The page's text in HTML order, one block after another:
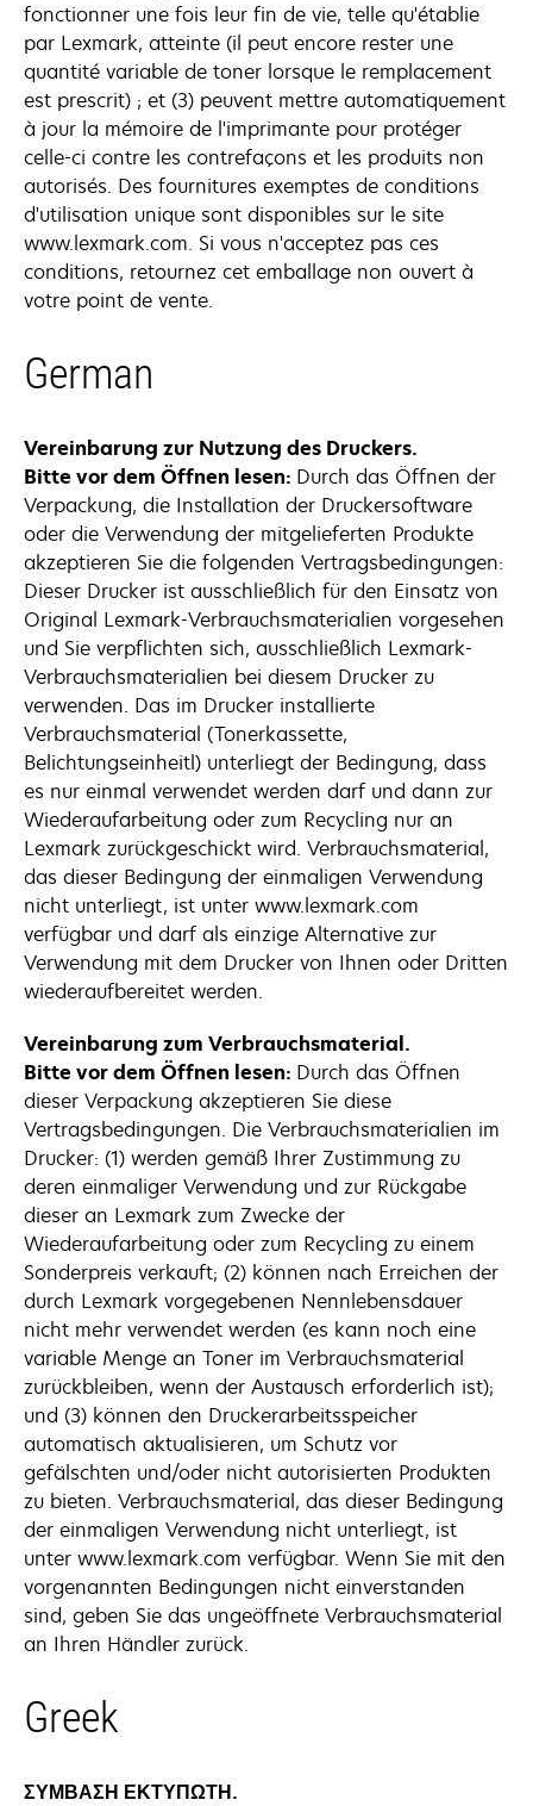
fonctionner une fois leur fin de vie, telle qu'établie
par Lexmark, atteinte (il peut encore rester une
quantité variable de toner lorsque le remplacement
est prescrit) ; et (3) peuvent mettre automatiquement
à jour la mémoire de l'imprimante pour protéger
celle-ci contre les contrefaçons et les produits non
autorisés. Des fournitures exemptes de conditions
d'utilisation unique sont disponibles sur le site
www.lexmark.com. Si vous n'acceptez pas ces
conditions, retournez cet emballage non ouvert à
votre point de vente.
German
Vereinbarung zur Nutzung des Druckers.
Bitte vor dem Öffnen lesen: Durch das Öffnen der
Verpackung, die Installation der Druckersoftware
oder die Verwendung der mitgelieferten Produkte
akzeptieren Sie die folgenden Vertragsbedingungen:
Dieser Drucker ist ausschließlich für den Einsatz von
Original Lexmark-Verbrauchsmaterialien vorgesehen
und Sie verpflichten sich, ausschließlich Lexmark-
Verbrauchsmaterialien bei diesem Drucker zu
verwenden. Das im Drucker installierte
Verbrauchsmaterial (Tonerkassette,
Belichtungseinheitl) unterliegt der Bedingung, dass
es nur einmal verwendet werden darf und dann zur
Wiederaufarbeitung oder zum Recycling nur an
Lexmark zurückgeschickt wird. Verbrauchsmaterial,
das dieser Bedingung der einmaligen Verwendung
nicht unterliegt, ist unter www.lexmark.com
verfügbar und darf als einzige Alternative zur
Verwendung mit dem Drucker von Ihnen oder Dritten
wiederaufbereitet werden.
Vereinbarung zum Verbrauchsmaterial.
Bitte vor dem Öffnen lesen: Durch das Öffnen
dieser Verpackung akzeptieren Sie diese
Vertragsbedingungen. Die Verbrauchsmaterialien im
Drucker: (1) werden gemäß Ihrer Zustimmung zu
deren einmaliger Verwendung und zur Rückgabe
dieser an Lexmark zum Zwecke der
Wiederaufarbeitung oder zum Recycling zu einem
Sonderpreis verkauft; (2) können nach Erreichen der
durch Lexmark vorgegebenen Nennlebensdauer
nicht mehr verwendet werden (es kann noch eine
variable Menge an Toner im Verbrauchsmaterial
zurückbleiben, wenn der Austausch erforderlich ist);
und (3) können den Druckerarbeitsspeicher
automatisch aktualisieren, um Schutz vor
gefälschten und/oder nicht autorisierten Produkten
zu bieten. Verbrauchsmaterial, das dieser Bedingung
der einmaligen Verwendung nicht unterliegt, ist
unter www.lexmark.com verfügbar. Wenn Sie mit den
vorgenannten Bedingungen nicht einverstanden
sind, geben Sie das ungeöffnete Verbrauchsmaterial
an Ihren Händler zurück.
Greek
ΣΥΜΒΑΣΗ ΕΚΤΥΠΩΤΗ.